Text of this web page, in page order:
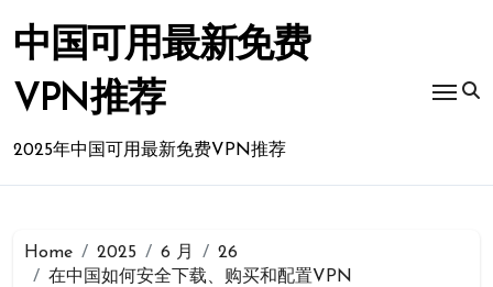
to
content
中国可用最新免费
VPN推荐
2025年中国可用最新免费VPN推荐
Home 2025 6 月
26
在中国如何安全下载、购买和配置VPN